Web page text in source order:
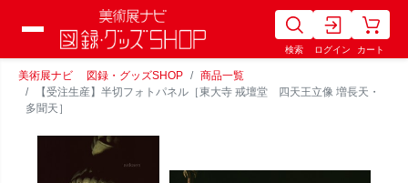
検索 ログイン カート
美術展ナビ 図録・グッズSHOP
商品一覧
【受注生産】半切フォトパネル［東大寺 戒壇堂 四天王立像 増長天・
多聞天］